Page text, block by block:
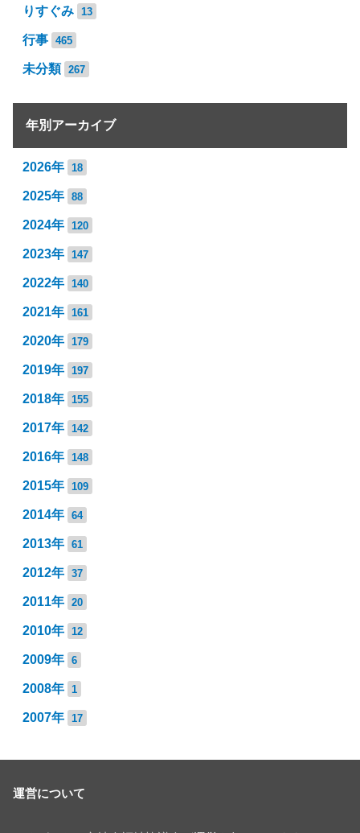
りすぐみ 13
行事 465
未分類 267
年別アーカイブ
2026年 18
2025年 88
2024年 120
2023年 147
2022年 140
2021年 161
2020年 179
2019年 197
2018年 155
2017年 142
2016年 148
2015年 109
2014年 64
2013年 61
2012年 37
2011年 20
2010年 12
2009年 6
2008年 1
2007年 17
運営について